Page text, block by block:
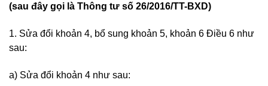
(sau đây gọi là Thông tư số 26/2016/TT-BXD)
1. Sửa đổi khoản 4, bổ sung khoản 5, khoản 6 Điều 6 như
sau:
a) Sửa đổi khoản 4 như sau: